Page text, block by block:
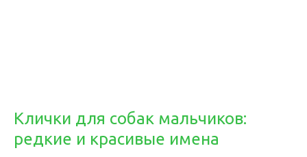
Клички для собак мальчиков:
редкие и красивые имена